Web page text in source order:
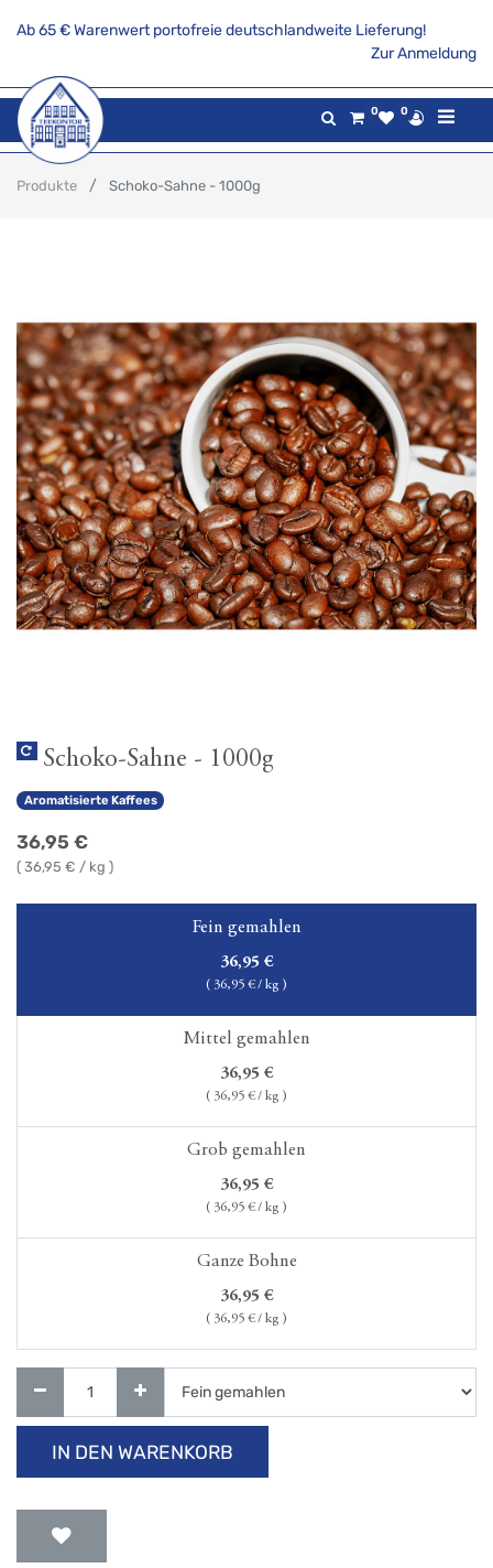
Ab 65 € Warenwert portofreie deutschlandweite Lieferung!
Zur Anmeldung
0 0
Produkte Schoko-Sahne - 1000g
Schoko-Sahne - 1000g
Aromatisierte Kaffees
36,95 €
( 36,95 € / kg )
Fein gemahlen
36,95 €
( 36,95 € / kg )
Mittel gemahlen
36,95 €
( 36,95 € / kg )
Grob gemahlen
36,95 €
( 36,95 € / kg )
Ganze Bohne
36,95 €
( 36,95 € / kg )
IN DEN WARENKORB